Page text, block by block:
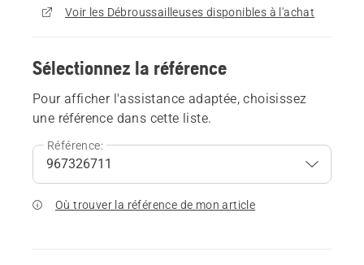
Voir les Débroussailleuses disponibles à l'achat
Sélectionnez la référence
Pour afficher l'assistance adaptée, choisissez
une référence dans cette liste.
Référence:
Où trouver la référence de mon article